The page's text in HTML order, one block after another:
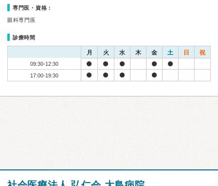
専門医・資格：
眼科専門医
診療時間
月 火 水 木 金 土 日 祝
09:30-12:30
17:00-19:30